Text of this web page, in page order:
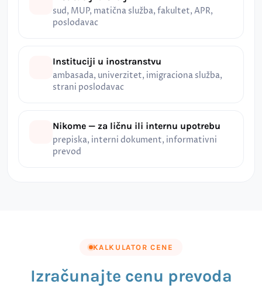
sud, MUP, matična služba, fakultet, APR,
poslodavac
Instituciji u inostranstvu
ambasada, univerzitet, imigraciona služba,
strani poslodavac
Nikome — za ličnu ili internu upotrebu
prepiska, interni dokument, informativni
prevod
KALKULATOR CENE
Izračunajte cenu prevoda